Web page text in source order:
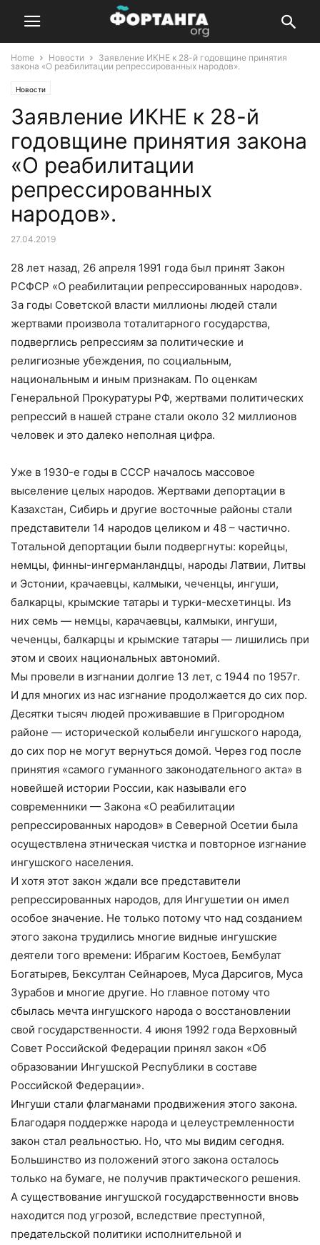
Home Новости
Заявление ИКНЕ к 28-й годовщине принятия
закона «О реабилитации репрессированных народов».
Новости
Заявление ИКНЕ к 28-й
годовщине принятия закона
«О реабилитации
репрессированных
народов».
27.04.2019
28 лет назад, 26 апреля 1991 года был принят Закон
РСФСР «О реабилитации репрессированных народов».
За годы Советской власти миллионы людей стали
жертвами произвола тоталитарного государства,
подверглись репрессиям за политические и
религиозные убеждения, по социальным,
национальным и иным признакам. По оценкам
Генеральной Прокуратуры РФ, жертвами политических
репрессий в нашей стране стали около 32 миллионов
человек и это далеко неполная цифра.
Уже в 1930-е годы в СССР началось массовое
выселение целых народов. Жертвами депортации в
Казахстан, Сибирь и другие восточные районы стали
представители 14 народов целиком и 48 – частично.
Тотальной депортации были подвергнуты: корейцы,
немцы, финны-ингерманландцы, народы Латвии, Литвы
и Эстонии, крачаевцы, калмыки, чеченцы, ингуши,
балкарцы, крымские татары и турки-месхетинцы. Из
них семь — немцы, карачаевцы, калмыки, ингуши,
чеченцы, балкарцы и крымские татары — лишились при
этом и своих национальных автономий.
Мы провели в изгнании долгие 13 лет, с 1944 по 1957г.
И для многих из нас изгнание продолжается до сих пор.
Десятки тысяч людей проживавшие в Пригородном
районе — исторической колыбели ингушского народа,
до сих пор не могут вернуться домой. Через год после
принятия «самого гуманного законодательного акта» в
новейшей истории России, как называли его
современники — Закона «О реабилитации
репрессированных народов» в Северной Осетии была
осуществлена этническая чистка и повторное изгнание
ингушского населения.
И хотя этот закон ждали все представители
репрессированных народов, для Ингушетии он имел
особое значение. Не только потому что над созданием
этого закона трудились многие видные ингушские
деятели того времени: Ибрагим Костоев, Бембулат
Богатырев, Бексултан Сейнароев, Муса Дарсигов, Муса
Зурабов и многие другие. Но главное потому что
сбылась мечта ингушского народа о восстановлении
свой государственности. 4 июня 1992 года Верховный
Совет Российской Федерации принял закон «Об
образовании Ингушской Республики в составе
Российской Федерации».
Ингуши стали флагманами продвижения этого закона.
Благодаря поддержке народа и целеустремленности
закон стал реальностью. Но, что мы видим сегодня.
Большинство из положений этого закона осталось
только на бумаге, не получив практического решения.
А существование ингушской государственности вновь
находится под угрозой, вследствие преступной,
предательской политики исполнительной и